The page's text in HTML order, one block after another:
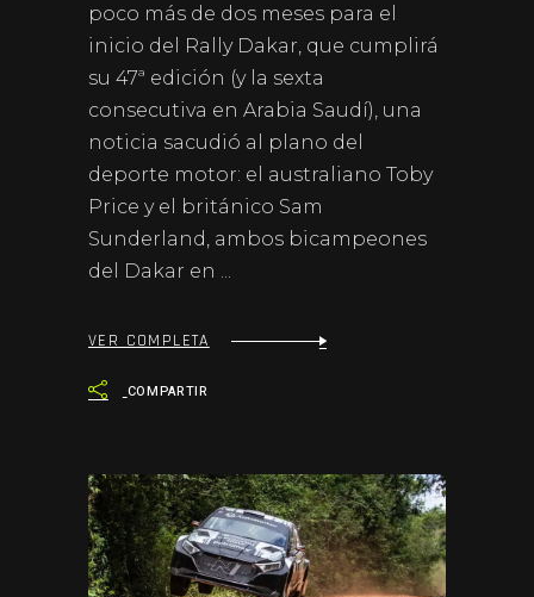
poco más de dos meses para el
inicio del Rally Dakar, que cumplirá
su 47ª edición (y la sexta
consecutiva en Arabia Saudí), una
noticia sacudió al plano del
deporte motor: el australiano Toby
Price y el británico Sam
Sunderland, ambos bicampeones
del Dakar en
VER COMPLETA
COMPARTIR